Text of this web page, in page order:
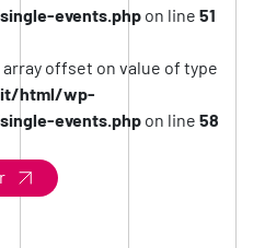
events.phpon line 51
offset on value of type
html/wp-
events.phpon line 58